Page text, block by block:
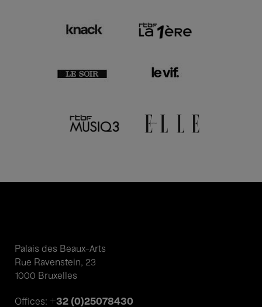
Palais des Beaux-Arts
Rue Ravenstein, 23
1000 Bruxelles
Offices: +32 (0)25078430